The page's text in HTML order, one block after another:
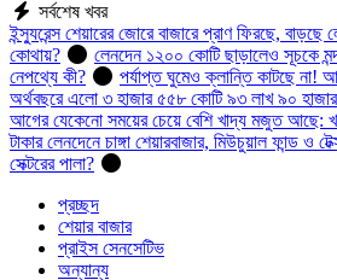
সর্বশেষ খবর
ইন্স্যুরেন্স শেয়ারের জোরে বাজারে প্রাণ ফিরছে, বাড়ছে
কোথায়?
লেনদেন ১২০০ কোটি ছাড়ালেও সূচকে
নেপথ্যে কী?
পর্যাপ্ত ঘুমেও ক্লান্তি কাটছে না!
অর্থবছরে এলো ৩ হাজার ৫৫৮ কোটি ৯৩ লাখ ৯০ হাজার
আগের যেকেনো সময়ের চেয়ে বেশি খাদ্য মজুত আছে:
টাকার লেনদেনে চাঙ্গা শেয়ারবাজার, মিউচুয়াল ফান্ড ও
সেক্টরের পালা?
প্রচ্ছদ
শেয়ার বাজার
প্রাইস সেনসেটিভ
অন্যান্য